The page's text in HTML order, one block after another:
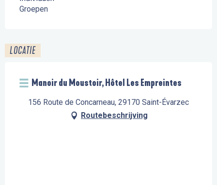
Groepen
LOCATIE
Manoir du Moustoir, Hôtel Les Empreintes
156 Route de Concarneau, 29170 Saint-Évarzec
Routebeschrijving